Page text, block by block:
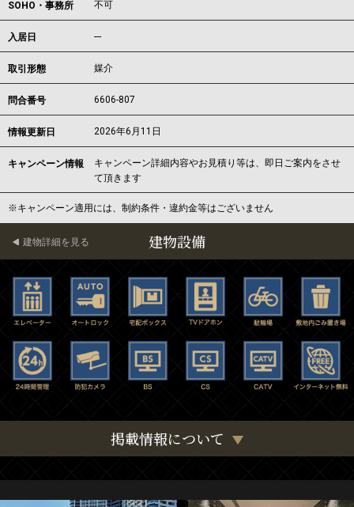
SOHO・事務所 不可
入居日 ---
取引形態 媒介
問合番号 6606-807
情報更新日 2026年6月11日
キャンペーン情報
キャンペーン詳細内容やお見積り等は、即日ご案内をさせ
て頂きます
※キャンペーン適用には、制約条件・違約金等はございません
建物設備
建物詳細を見る
掲載情報について